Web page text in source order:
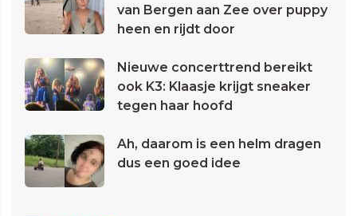
van Bergen aan Zee over puppy
heen en rijdt door
Nieuwe concerttrend bereikt
ook K3: Klaasje krijgt sneaker
tegen haar hoofd
Ah, daarom is een helm dragen
dus een goed idee